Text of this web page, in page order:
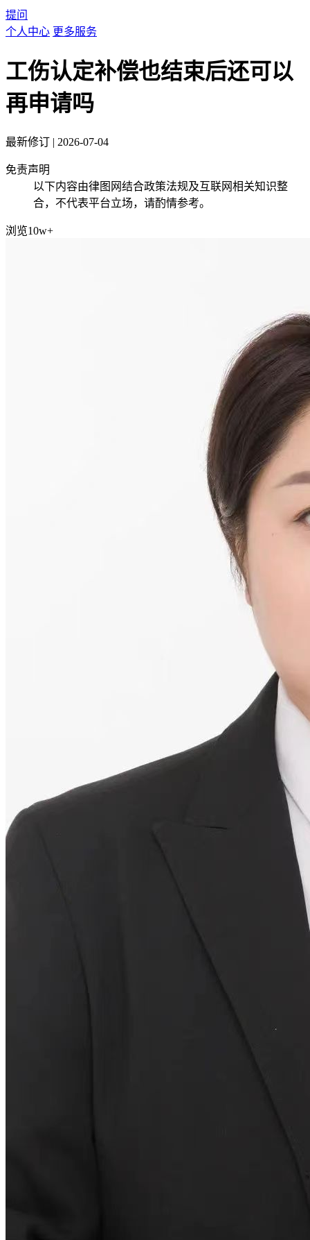
提问
个人中心 更多服务
工伤认定补偿也结束后还可以
再申请吗
最新修订 | 2026-07-04
免责声明
以下内容由律图网结合政策法规及互联网相关知识整
合，不代表平台立场，请酌情参考。
浏览10w+